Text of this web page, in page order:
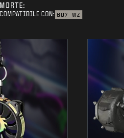
MORTE:
COMPATIBILE CON: BO7 WZ